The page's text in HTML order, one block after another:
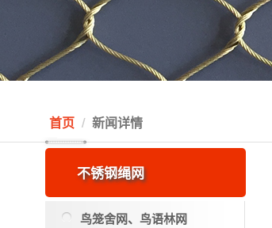
首页 新闻详情
不锈钢绳网
鸟笼舍网、鸟语林网